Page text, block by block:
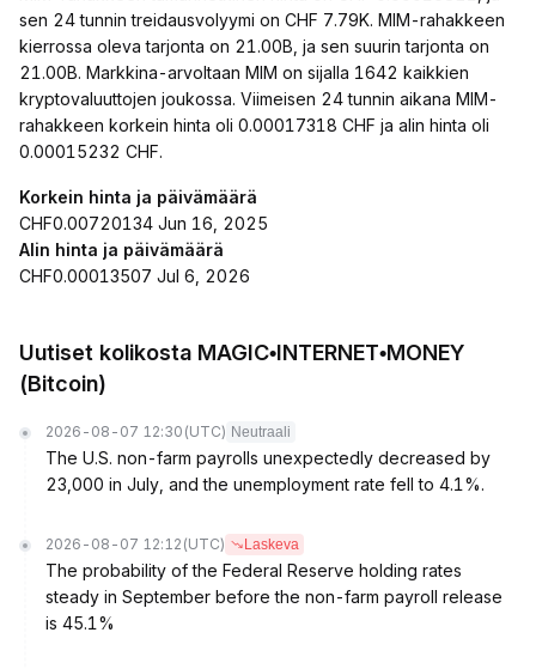
sen 24 tunnin treidausvolyymi on CHF 7.79K. MIM-rahakkeen
kierrossa oleva tarjonta on 21.00B, ja sen suurin tarjonta on
21.00B. Markkina-arvoltaan MIM on sijalla 1642 kaikkien
kryptovaluuttojen joukossa. Viimeisen 24 tunnin aikana MIM-
rahakkeen korkein hinta oli 0.00017318 CHF ja alin hinta oli
0.00015232 CHF.
Korkein hinta ja päivämäärä
CHF0.00720134 Jun 16, 2025
Alin hinta ja päivämäärä
CHF0.00013507 Jul 6, 2026
Uutiset kolikosta MAGIC•INTERNET•MONEY
(Bitcoin)
2026-08-07 12:30 (UTC) Neutraali
The U.S. non-farm payrolls unexpectedly decreased by
23,000 in July, and the unemployment rate fell to 4.1%.
2026-08-07 12:12 (UTC) Laskeva
The probability of the Federal Reserve holding rates
steady in September before the non-farm payroll release
is 45.1%